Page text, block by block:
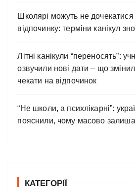
Школярі можуть не дочекатися
відпочинку: терміни канікул
Літні канікули “переносять”:
озвучили нові дати – що
чекати на відпочинок
“Не школи, а психлікарні”:
пояснили, чому масово
КАТЕГОРІЇ